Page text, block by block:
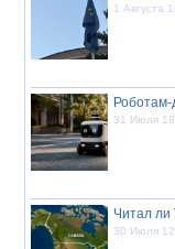
1 Августа
31 Июля
Читал ли
30 Июля